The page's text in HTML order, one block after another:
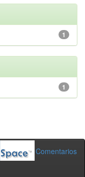
1
1
Comentarios